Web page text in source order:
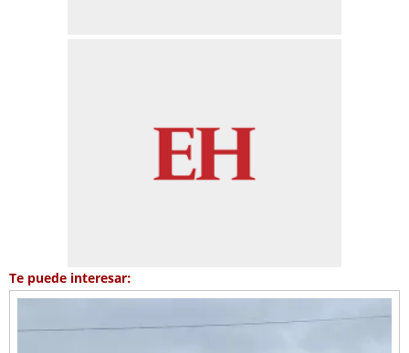
Te puede interesar: